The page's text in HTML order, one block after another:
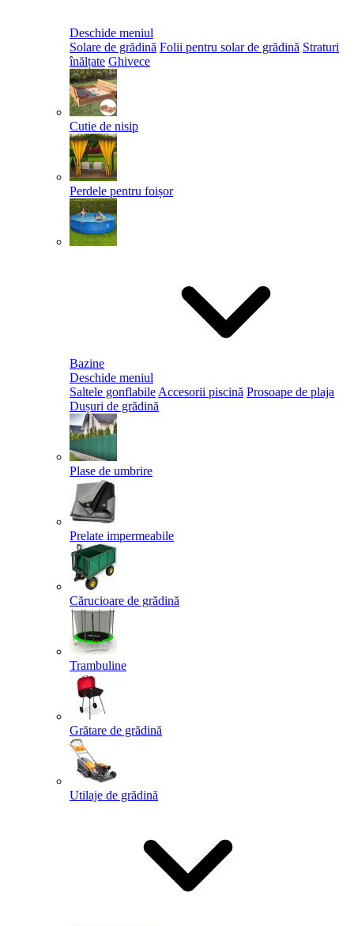
Deschide meniul
Solare de grădină Folii pentru solar de grădină Straturi
înălțate Ghivece
Cutie de nisip
Perdele pentru foișor
Bazine
Deschide meniul
Saltele gonflabile Accesorii piscină Prosoape de plaja
Dușuri de grădină
Plase de umbrire
Prelate impermeabile
Cărucioare de grădină
Trambuline
Grătare de grădină
Utilaje de grădină